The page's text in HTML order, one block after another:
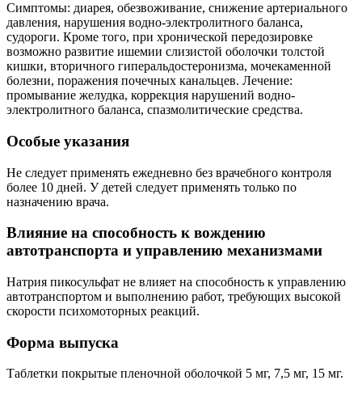
Симптомы: диарея, обезвоживание, снижение артериального
давления, нарушения водно-электролитного баланса,
судороги. Кроме того, при хронической передозировке
возможно развитие ишемии слизистой оболочки толстой
кишки, вторичного гиперальдостеронизма, мочекаменной
болезни, поражения почечных канальцев. Лечение:
промывание желудка, коррекция нарушений водно-
электролитного баланса, спазмолитические средства.
Особые указания
Не следует применять ежедневно без врачебного контроля
более 10 дней. У детей следует применять только по
назначению врача.
Влияние на способность к вождению
автотранспорта и управлению механизмами
Натрия пикосульфат не влияет на способность к управлению
автотранспортом и выполнению работ, требующих высокой
скорости психомоторных реакций.
Форма выпуска
Таблетки покрытые пленочной оболочкой 5 мг, 7,5 мг, 15 мг.